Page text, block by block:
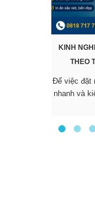
KINH
THEO
Để việc đặt
nhanh và